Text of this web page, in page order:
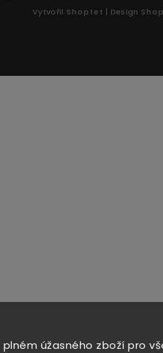
úžasného zboží pro
Vytvořil Shoptet | Design